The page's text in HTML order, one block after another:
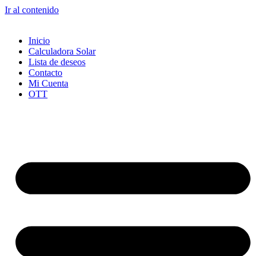
Ir al contenido
Inicio
Calculadora Solar
Lista de deseos
Contacto
Mi Cuenta
OTT